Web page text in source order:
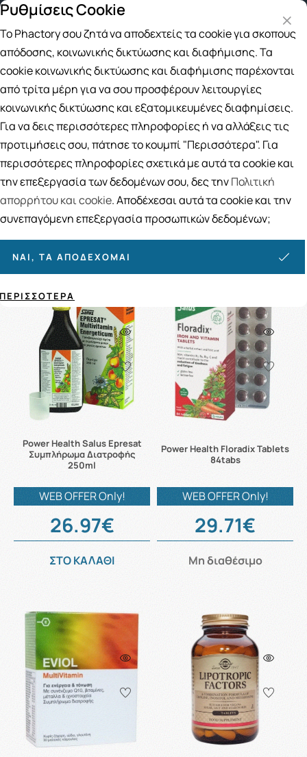
αγορές άνω των 49€
Αναζήτηση
Αρχική / ΒΙΤΑΜΙΝΕΣ / Ειδικές Ανάγκες
Ειδικές Ανάγκες
629ΠΡΟΪΟΝΤΑ
Ταξινόμηση Προβολή
Σελίδες:
1 2 3 4 5 »
Power Health Salus Epresat
Συμπλήρωμα Διατροφής
250ml
WEB OFFER Only!
26.97€
ΣΤΟ ΚΑΛΑΘΙ
Power Health Floradix Tablets
84tabs
WEB OFFER Only!
29.71€
Μη διαθέσιμο
Ρυθμίσεις Cookie
Το Phactory σου ζητά να αποδεχτείς τα cookie για σκοπούς
απόδοσης, κοινωνικής δικτύωσης και διαφήμισης. Τα
cookie κοινωνικής δικτύωσης και διαφήμισης παρέχονται
από τρίτα μέρη για να σου προσφέρουν λειτουργίες
κοινωνικής δικτύωσης και εξατομικευμένες διαφημίσεις.
Για να δεις περισσότερες πληροφορίες ή να αλλάξεις τις
προτιμήσεις σου, πάτησε το κουμπί "Περισσότερα". Για
περισσότερες πληροφορίες σχετικά με αυτά τα cookie και
την επεξεργασία των δεδομένων σου, δες τηνΠολιτική
απορρήτου και cookie. Αποδέχεσαι αυτά τα cookie και την
συνεπαγόμενη επεξεργασία προσωπικών δεδομένων;
ΝΑΙ, ΤΑ ΑΠΟΔΈΧΟΜΑΙ
ΠΕΡΙΣΣΌΤΕΡΑ